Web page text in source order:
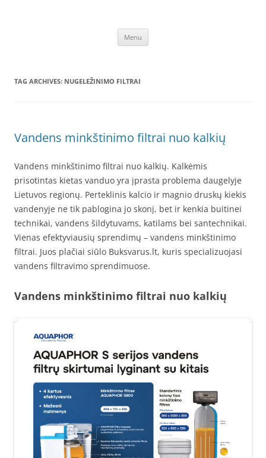
internetinio verslo stiprinimui – Frag.lt
Menu
TAG ARCHIVES: NUGELEŽINIMO FILTRAI
Vandens minkštinimo filtrai nuo kalkių
Vandens minkštinimo filtrai nuo kalkių. Kalkėmis
prisotintas kietas vanduo yra įprasta problema daugelyje
Lietuvos regionų. Perteklinis kalcio ir magnio druskų kiekis
vandenyje ne tik pablogina jo skonį, bet ir kenkia buitinei
technikai, vandens šildytuvams, katilams bei santechnikai.
Vienas efektyviausių sprendimų – vandens minkštinimo
filtrai. Juos plačiai siūlo Buksvarus.lt, kuris specializuojasi
vandens filtravimo sprendimuose.
Vandens minkštinimo filtrai nuo kalkių